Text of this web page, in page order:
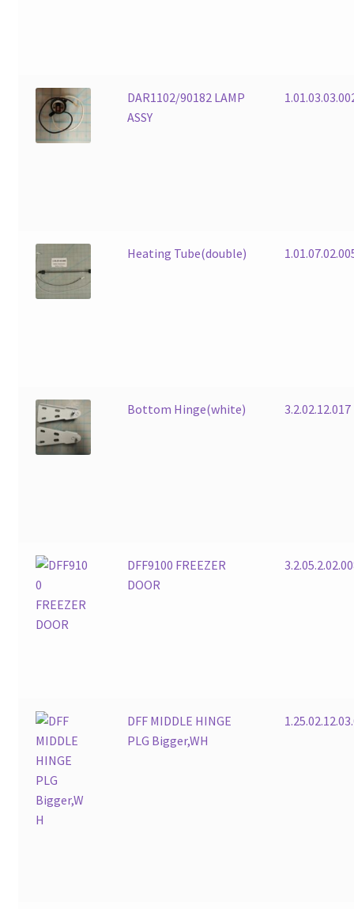
DAR1102/90182 LAMP
ASSY
Heating Tube(double)
Bottom Hinge(white) 3.2.02.12.017
DFF9100 FREEZER
DOOR
DFF MIDDLE HINGE
PLG Bigger,WH